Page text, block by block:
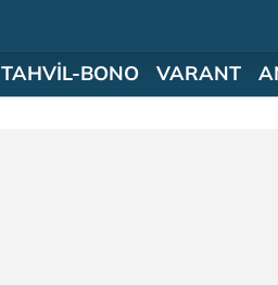
TAHVİL-BONO VARANT